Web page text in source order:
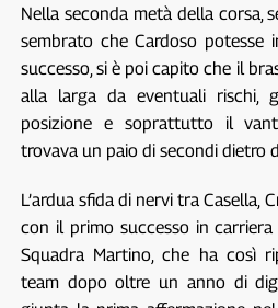
Nella seconda metà della corsa,
sembrato che Cardoso potesse
successo, si è poi capito che il
alla larga da eventuali rischi,
posizione e soprattutto il
trovava un paio di secondi dietro
L’ardua sfida di nervi tra Casella,
con il primo successo in
Squadra Martino, che ha così
team dopo oltre un anno di